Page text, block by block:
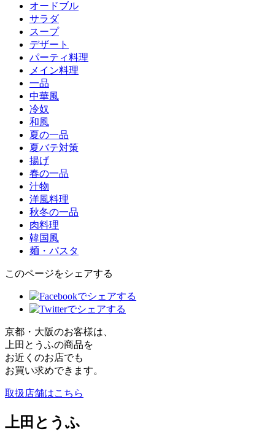
オードブル
サラダ
スープ
デザート
パーティ料理
メイン料理
一品
中華風
冷奴
和風
夏の一品
夏バテ対策
揚げ
春の一品
汁物
洋風料理
秋冬の一品
肉料理
韓国風
麺・パスタ
このページをシェアする
京都・大阪のお客様は、
上田とうふの商品を
お近くのお店でも
お買い求めできます。
取扱店舗はこちら
上田とうふ